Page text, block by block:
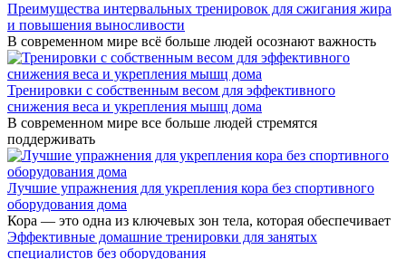
Преимущества интервальных тренировок для сжигания жира
и повышения выносливости
В современном мире всё больше людей осознают важность
Тренировки с собственным весом для эффективного
снижения веса и укрепления мышц дома
В современном мире все больше людей стремятся
поддерживать
Лучшие упражнения для укрепления кора без спортивного
оборудования дома
Кора — это одна из ключевых зон тела, которая обеспечивает
Эффективные домашние тренировки для занятых
специалистов без оборудования